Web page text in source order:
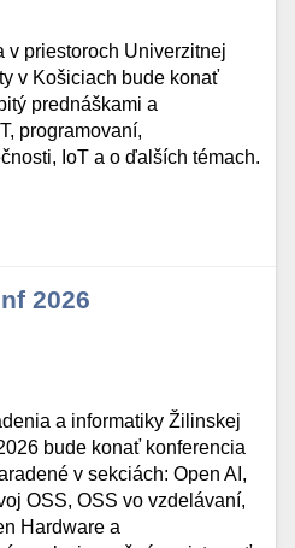
v priestoroch Univerzitnej
v Košiciach bude konať
prednáškami a
programovaní,
IoT a o ďalších témach.
2026
a informatiky Žilinskej
bude konať konferencia
v sekciách: Open AI,
OSS, OSS vo vzdelávaní,
Hardware a